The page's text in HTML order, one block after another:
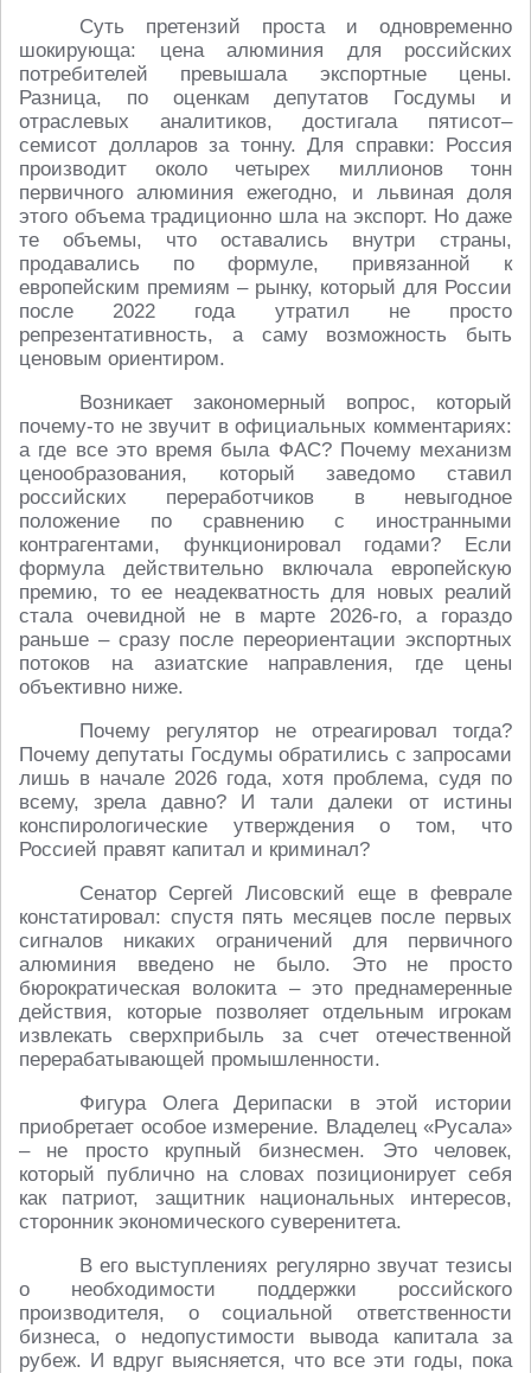
Суть претензий проста и одновременно
шокирующа: цена алюминия для российских
потребителей превышала экспортные цены.
Разница, по оценкам депутатов Госдумы и
отраслевых аналитиков, достигала пятисот–
семисот долларов за тонну. Для справки: Россия
производит около четырех миллионов тонн
первичного алюминия ежегодно, и львиная доля
этого объема традиционно шла на экспорт. Но даже
те объемы, что оставались внутри страны,
продавались по формуле, привязанной к
европейским премиям – рынку, который для России
после 2022 года утратил не просто
репрезентативность, а саму возможность быть
ценовым ориентиром.
Возникает закономерный вопрос, который
почему-то не звучит в официальных комментариях:
а где все это время была ФАС? Почему механизм
ценообразования, который заведомо ставил
российских переработчиков в невыгодное
положение по сравнению с иностранными
контрагентами, функционировал годами? Если
формула действительно включала европейскую
премию, то ее неадекватность для новых реалий
стала очевидной не в марте 2026-го, а гораздо
раньше – сразу после переориентации экспортных
потоков на азиатские направления, где цены
объективно ниже.
Почему регулятор не отреагировал тогда?
Почему депутаты Госдумы обратились с запросами
лишь в начале 2026 года, хотя проблема, судя по
всему, зрела давно? И тали далеки от истины
конспирологические утверждения о том, что
Россией правят капитал и криминал?
Сенатор Сергей Лисовский еще в феврале
констатировал: спустя пять месяцев после первых
сигналов никаких ограничений для первичного
алюминия введено не было. Это не просто
бюрократическая волокита – это преднамеренные
действия, которые позволяет отдельным игрокам
извлекать сверхприбыль за счет отечественной
перерабатывающей промышленности.
Фигура Олега Дерипаски в этой истории
приобретает особое измерение. Владелец «Русала»
– не просто крупный бизнесмен. Это человек,
который публично на словах позиционирует себя
как патриот, защитник национальных интересов,
сторонник экономического суверенитета.
В его выступлениях регулярно звучат тезисы
о необходимости поддержки российского
производителя, о социальной ответственности
бизнеса, о недопустимости вывода капитала за
рубеж. И вдруг выясняется, что все эти годы, пока